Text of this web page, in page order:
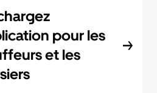
pour les
et les